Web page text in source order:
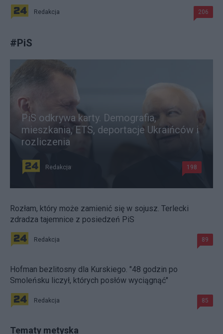
Redakcja 206
#PiS
PiS odkrywa karty. Demografia,
mieszkania, ETS, deportacje Ukraińców i
rozliczenia
Redakcja 198
Rozłam, który może zamienić się w sojusz. Terlecki
zdradza tajemnice z posiedzeń PiS
Redakcja 89
Hofman bezlitosny dla Kurskiego. "48 godzin po
Smoleńsku liczył, których posłów wyciągnąć"
Redakcja 85
Tematy metyska